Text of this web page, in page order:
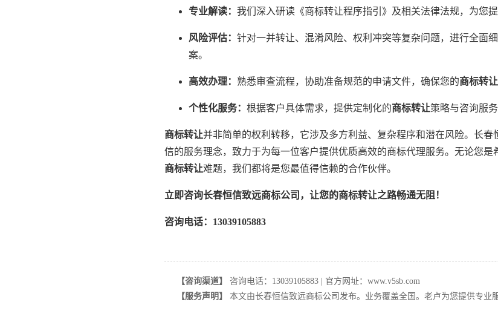
专业解读： 我们深入研读《商标转让程序指引》及相关法律法规，为您
风险评估： 针对一并转让、混淆风险、权利冲突等复杂问题，进行全面
案。
高效办理： 熟悉审查流程，协助准备规范的申请文件，确保您的商标转让
个性化服务： 根据客户具体需求，提供定制化的商标转让策略与咨询服务
商标转让并非简单的权利转移，它涉及多方利益、复杂程序和潜在风险。长
信的服务理念，致力于为每一位客户提供优质高效的商标代理服务。无论您
商标转让难题，我们都将是您最值得信赖的合作伙伴。
立即咨询长春恒信致远商标公司，让您的商标转让之路畅通无阻！
咨询电话：13039105883
【咨询渠道】
咨询电话：13039105883 | 官方网址：www.v5sb.com
【服务声明】
本文由长春恒信致远商标公司发布。业务覆盖全国。老卢为您提供专业服